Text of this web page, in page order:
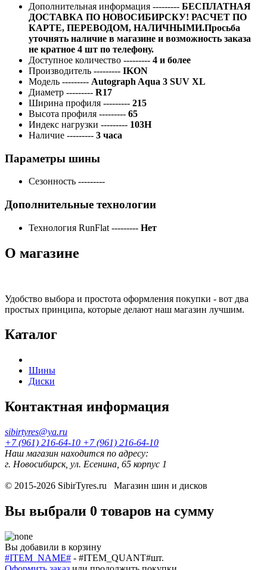
Дополнительная информация --------- БЕСПЛАТНАЯ
ДОСТАВКА ПО НОВОСИБИРСКУ! РАСЧЕТ ПО
КАРТЕ, ПЕРЕВОДОМ, НАЛИЧНЫМИ.Просьба
уточнять наличие в магазине и возможность заказа
не кратное 4 шт по телефону.
Доступное количество --------- 4 и более
Производитель --------- IKON
Модель --------- Autograph Aqua 3 SUV XL
Диаметр --------- R17
Ширина профиля --------- 215
Высота профиля --------- 65
Индекс нагрузки --------- 103H
Наличие --------- 3 часа
Параметры шины
Сезонность ---------
Дополнительные технологии
Технология RunFlat --------- Нет
О магазине
Удобство выбора и простота оформления покупки - вот два
простых принципа, которые делают наш магазин лучшим.
Каталог
Шины
Диски
Контактная информация
sibirtyres@ya.ru
+7 (961) 216-64-10 +7 (961) 216-64-10
Наш магазин находится по адресу:
г. Новосибирск, ул. Есенина, 65 корпус 1
© 2015-2026 SibirTyres.ru Магазин шин и дисков
Вы выбрали 0 товаров на сумму
Вы добавили в корзину
#ITEM_NAME# - #ITEM_QUANT#шт.